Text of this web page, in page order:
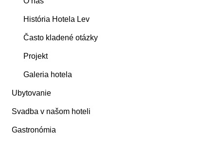
História Hotela Lev
Často kladené otázky
Projekt
Galeria hotela
Ubytovanie
Svadba v našom hoteli
Gastronómia